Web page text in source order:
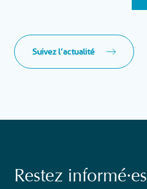
Suivez l’actualité
Restez informé·es